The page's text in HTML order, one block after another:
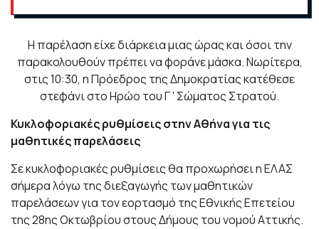
Η παρέλαση είχε διάρκεια μιας ώρας και όσοι την
παρακολουθούν πρέπει να φοράνε μάσκα. Νωρίτερα,
στις 10:30, η Πρόεδρος της Δημοκρατίας κατέθεσε
στεφάνι στο Ηρώο του Γ ' Σώματος Στρατού.
Κυκλοφοριακές ρυθμίσεις στην Αθήνα για τις
μαθητικές παρελάσεις
Σε κυκλοφοριακές ρυθμίσεις θα προχωρήσει η ΕΛΑΣ
σήμερα λόγω της διεξαγωγής των μαθητικών
παρελάσεων για τον εορτασμό της Εθνικής Επετείου
της 28ης Οκτωβρίου στους Δήμους του νομού Αττικής.